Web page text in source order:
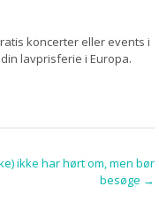
koncerter eller events i
lavprisferie i Europa.
ikke har hørt om, men bør
besøge →